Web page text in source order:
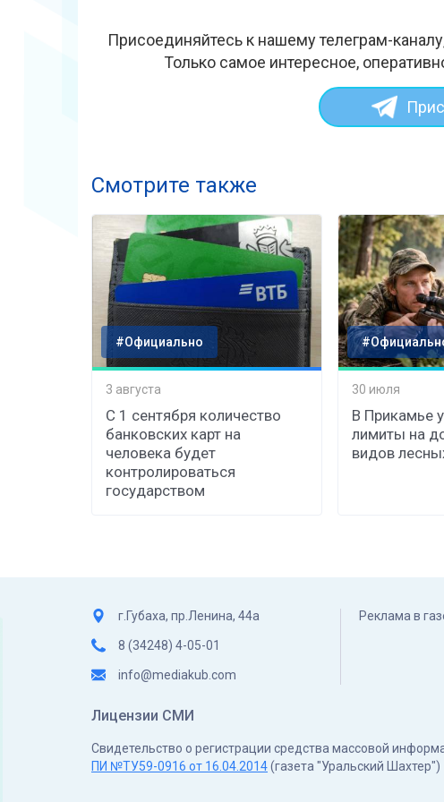
Присоединяйтесь к нашему телеграм-
Только самое интересное,
Смотрите также
#Официально
3 августа
С 1 сентября количество
банковских карт на
человека будет
контролироваться
государством
30 июля
В Прикамье
лимиты на
видов
г.Губаха, пр.Ленина, 44а
8 (34248) 4-05-01
info@mediakub.com
Реклама в
Лицензии СМИ
Свидетельство о регистрации средства массовой
ПИ №ТУ59-0916 от 16.04.2014(газета "Уральский Шахтер")